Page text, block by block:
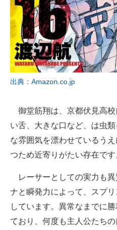
出典：Amazon.co.jp
御堂筋翔は、京都伏見高
い舌、大きな口など、は虫
な雰囲気を漂わせているう
つため近寄りがたい存在です
レーサーとしての実力も異
ナと瞬発力によって、スプ
しています。異常なまでに
ており、何度も主人公たちの